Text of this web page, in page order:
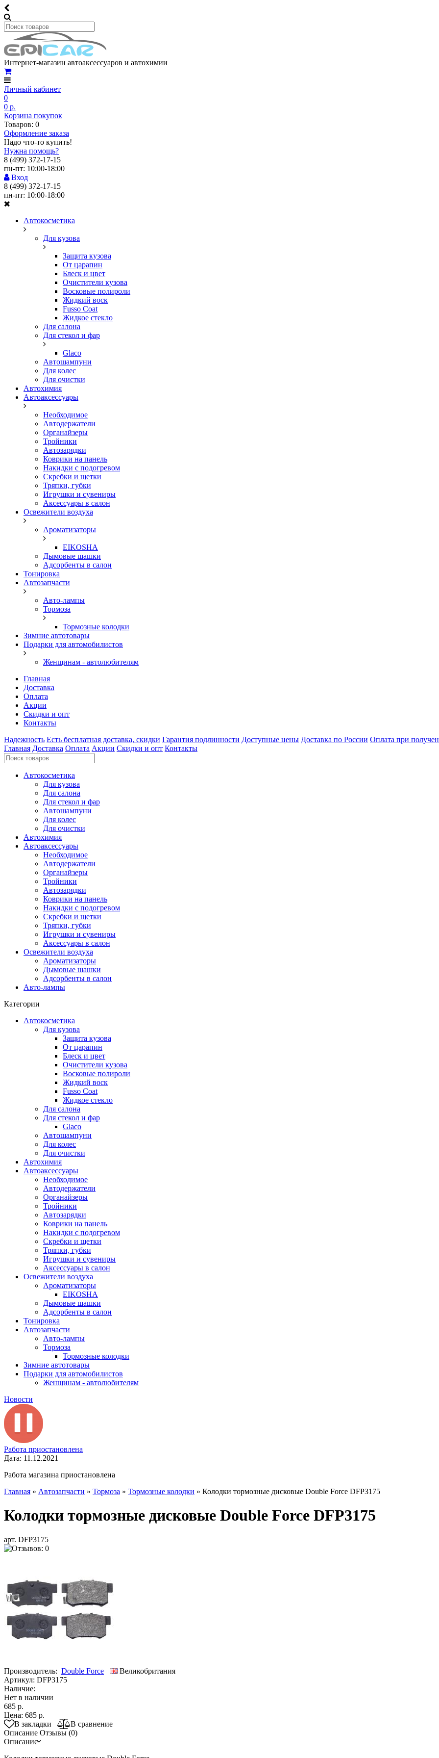
Интернет-магазин автоаксессуаров и автохимии
Личный кабинет
0
0 р.
Корзина покупок
Товаров: 0
Оформление заказа
Надо что-то купить!
Нужна помощь?
8 (499) 372-17-15
пн-пт: 10:00-18:00
Вход
8 (499) 372-17-15
пн-пт: 10:00-18:00
Автокосметика
Для кузова
Защита кузова
От царапин
Блеск и цвет
Очистители кузова
Восковые полироли
Жидкий воск
Fusso Coat
Жидкое стекло
Для салона
Для стекол и фар
Glaco
Автошампуни
Для колес
Для очистки
Автохимия
Автоаксессуары
Необходимое
Автодержатели
Органайзеры
Тройники
Автозарядки
Коврики на панель
Накидки с подогревом
Скребки и щетки
Тряпки, губки
Игрушки и сувениры
Аксессуары в салон
Освежители воздуха
Ароматизаторы
EIKOSHA
Дымовые шашки
Адсорбенты в салон
Тонировка
Автозапчасти
Авто-лампы
Тормоза
Тормозные колодки
Зимние автотовары
Подарки для автомобилистов
Женщинам - автолюбителям
Главная
Доставка
Оплата
Акции
Скидки и опт
Контакты
Надежность Есть бесплатная доставка, скидки Гарантия подлинности Доступные цены Доставка по России Оплата при
Главная Доставка Оплата Акции Скидки и опт Контакты
Автокосметика
Для кузова
Для салона
Для стекол и фар
Автошампуни
Для колес
Для очистки
Автохимия
Автоаксессуары
Необходимое
Автодержатели
Органайзеры
Тройники
Автозарядки
Коврики на панель
Накидки с подогревом
Скребки и щетки
Тряпки, губки
Игрушки и сувениры
Аксессуары в салон
Освежители воздуха
Ароматизаторы
Дымовые шашки
Адсорбенты в салон
Авто-лампы
Категории
Автокосметика
Для кузова
Защита кузова
От царапин
Блеск и цвет
Очистители кузова
Восковые полироли
Жидкий воск
Fusso Coat
Жидкое стекло
Для салона
Для стекол и фар
Glaco
Автошампуни
Для колес
Для очистки
Автохимия
Автоаксессуары
Необходимое
Автодержатели
Органайзеры
Тройники
Автозарядки
Коврики на панель
Накидки с подогревом
Скребки и щетки
Тряпки, губки
Игрушки и сувениры
Аксессуары в салон
Освежители воздуха
Ароматизаторы
EIKOSHA
Дымовые шашки
Адсорбенты в салон
Тонировка
Автозапчасти
Авто-лампы
Тормоза
Тормозные колодки
Зимние автотовары
Подарки для автомобилистов
Женщинам - автолюбителям
Новости
Работа приостановлена
Дата: 11.12.2021
Работа магазина приостановлена
Главная » Автозапчасти » Тормоза » Тормозные колодки » Колодки тормозные дисковые Double Force DFP3175
Колодки тормозные дисковые Double Force DFP3175
арт. DFP3175
Производитель: Double Force
Великобритания
Артикул: DFP3175
Наличие:
Нет в наличии
685 р.
Цена: 685 р.
В закладки
В сравнение
Описание Отзывы (0)
Описание